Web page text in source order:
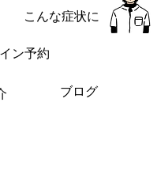
こんな症状に
ン予約
ブログ